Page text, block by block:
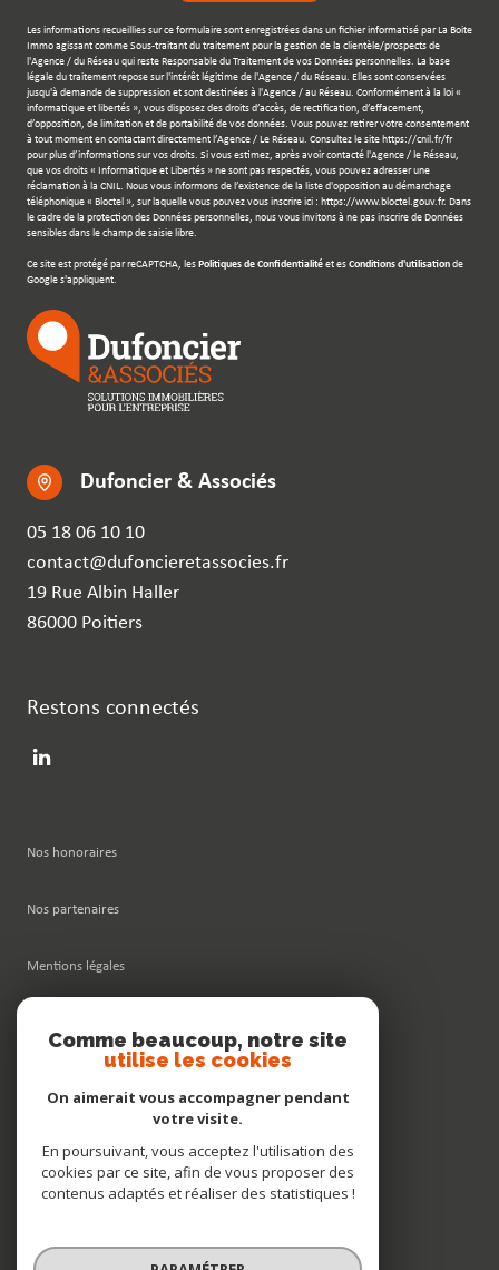
Les informations recueillies sur ce formulaire sont enregistrées dans un fichier informatisé par La Boite
Immo agissant comme Sous-traitant du traitement pour la gestion de la clientèle/prospects de
l'Agence / du Réseau qui reste Responsable du Traitement de vos Données personnelles. La base
légale du traitement repose sur l'intérêt légitime de l'Agence / du Réseau. Elles sont conservées
jusqu'à demande de suppression et sont destinées à l'Agence / au Réseau. Conformément à la loi «
informatique et libertés », vous disposez des droits d’accès, de rectification, d’effacement,
d’opposition, de limitation et de portabilité de vos données. Vous pouvez retirer votre consentement
à tout moment en contactant directement l’Agence / Le Réseau. Consultez le site https://cnil.fr/fr
pour plus d’informations sur vos droits. Si vous estimez, après avoir contacté l'Agence / le Réseau,
que vos droits « Informatique et Libertés » ne sont pas respectés, vous pouvez adresser une
réclamation à la CNIL. Nous vous informons de l’existence de la liste d'opposition au démarchage
téléphonique « Bloctel », sur laquelle vous pouvez vous inscrire ici : https://www.bloctel.gouv.fr. Dans
le cadre de la protection des Données personnelles, nous vous invitons à ne pas inscrire de Données
sensibles dans le champ de saisie libre.
Ce site est protégé par reCAPTCHA, les Politiques de Confidentialité et es Conditions d'utilisation de
Google s'appliquent.
Dufoncier & Associés
05 18 06 10 10
contact@dufoncieretassocies.fr
19 Rue Albin Haller
86000 Poitiers
Restons connectés
Nos honoraires
Nos partenaires
Mentions légales
Comme beaucoup, notre site
utilise les cookies
On aimerait vous accompagner pendant
votre visite.
En poursuivant, vous acceptez l'utilisation des
cookies par ce site, afin de vous proposer des
contenus adaptés et réaliser des statistiques !